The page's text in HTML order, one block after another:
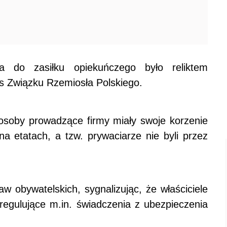
do zasiłku opiekuńczego było reliktem
Rzemiosła Polskiego.
prowadzące firmy miały swoje korzenie
etatach, a tzw. prywaciarze nie byli przez
obywatelskich, sygnalizując, że właściciele
m.in. świadczenia z ubezpieczenia